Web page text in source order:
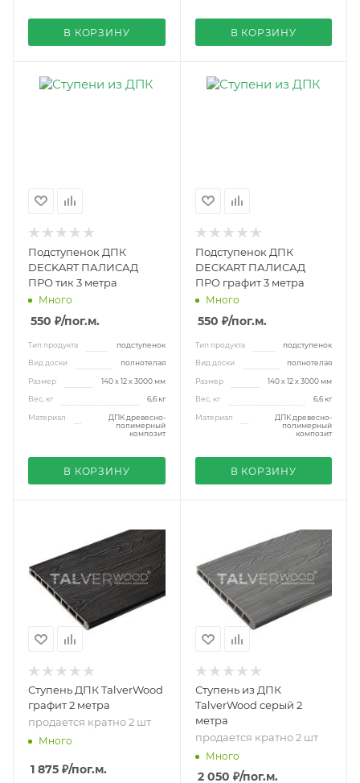
В КОРЗИНУ В КОРЗИНУ
Подступенок ДПК
DECKART ПАЛИСАД
ПРО тик 3 метра
Много
550 ₽/пог.м.
Тип продукта подступенок
Вид доски полнотелая
Размер 140 х 12 х 3000 мм
Вес, кг 6,6 кг
Материал
ДПК древесно-
полимерный
композит
В КОРЗИНУ
Подступенок ДПК
DECKART ПАЛИСАД
ПРО графит 3 метра
Много
550 ₽/пог.м.
Тип продукта подступенок
Вид доски полнотелая
Размер 140 х 12 х 3000 мм
Вес, кг 6,6 кг
Материал
ДПК древесно-
полимерный
композит
В КОРЗИНУ
Ступень ДПК TalverWood
графит 2 метра
продается кратно 2 шт
Много
1 875 ₽/пог.м.
Ступень из ДПК
TalverWood серый 2
метра
продается кратно 2 шт
Много
2 050 ₽/пог.м.